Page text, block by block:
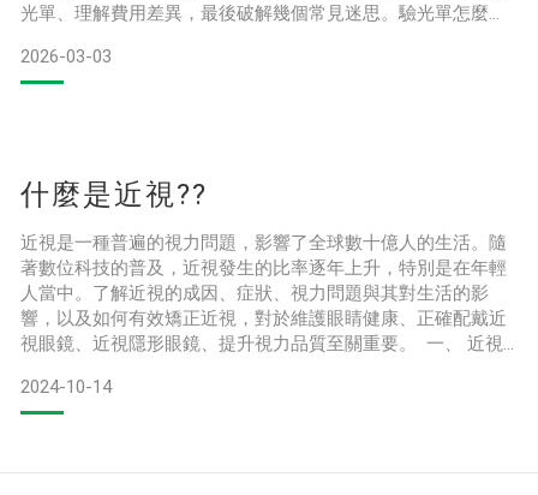
光單、理解費用差異，最後破解幾個常見迷思。驗光單怎麼
都是：「這到底在寫什麼？」SPH、CYL、AXIS 一排英文數
字，看起來很專業，但其實邏輯沒有那麼難。只要理解每個數
2026-03-03
什麼是近視??
近視是一種普遍的視力問題，影響了全球數十億人的生活。隨
著數位科技的普及，近視發生的比率逐年上升，特別是在年輕
人當中。了解近視的成因、症狀、視力問題與其對生活的影
響，以及如何有效矯正近視，對於維護眼睛健康、正確配戴近
視眼鏡、近視隱形眼鏡、提升視力品質至關重要。 一、 近視
視的發展中起著重要作用。如果父母中有一方或雙方都是近
視，子女發展近視的可能性將顯著增加。研究發現，近視的遺
同樣影響著近
2024-10-14